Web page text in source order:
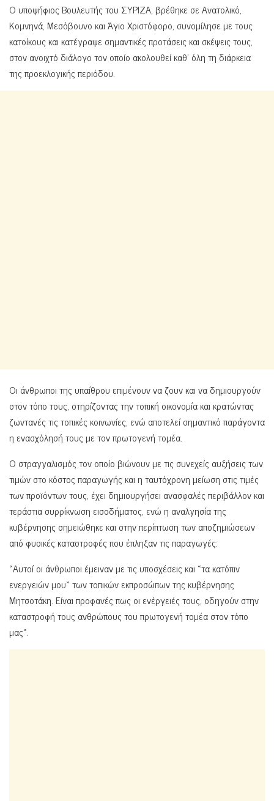
Ο υποψήφιος Βουλευτής του ΣΥΡΙΖΑ, βρέθηκε σε Ανατολικό,
Κομνηνά, Μεσόβουνο και Άγιο Χριστόφορο, συνομίλησε με τους
κατοίκους και κατέγραψε σημαντικές προτάσεις και σκέψεις τους,
στον ανοιχτό διάλογο τον οποίο ακολουθεί καθ’ όλη τη διάρκεια
της προεκλογικής περιόδου.
Οι άνθρωποι της υπαίθρου επιμένουν να ζουν και να δημιουργούν
στον τόπο τους, στηρίζοντας την τοπική οικονομία και κρατώντας
ζωντανές τις τοπικές κοινωνίες, ενώ αποτελεί σημαντικό παράγοντα
η ενασχόλησή τους με τον πρωτογενή τομέα.
Ο στραγγαλισμός τον οποίο βιώνουν με τις συνεχείς αυξήσεις των
τιμών στο κόστος παραγωγής και η ταυτόχρονη μείωση στις τιμές
των προϊόντων τους, έχει δημιουργήσει ανασφαλές περιβάλλον και
τεράστια συρρίκνωση εισοδήματος, ενώ η αναλγησία της
κυβέρνησης σημειώθηκε και στην περίπτωση των αποζημιώσεων
από φυσικές καταστροφές που έπληξαν τις παραγωγές:
«Αυτοί οι άνθρωποι έμειναν με τις υποσχέσεις και «τα κατόπιν
ενεργειών μου» των τοπικών εκπροσώπων της κυβέρνησης
Μητσοτάκη. Είναι προφανές πως οι ενέργειές τους, οδηγούν στην
καταστροφή τους ανθρώπους του πρωτογενή τομέα στον τόπο
μας».